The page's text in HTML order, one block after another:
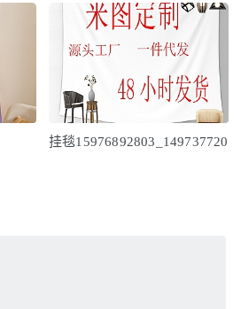
挂毯15976892803_149737720